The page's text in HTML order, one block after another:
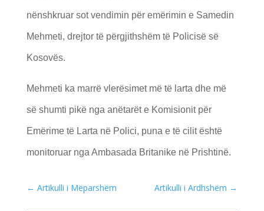
nënshkruar sot vendimin për emërimin e Samedin
Mehmeti, drejtor të përgjithshëm të Policisë së
Kosovës.
Mehmeti ka marrë vlerësimet më të larta dhe më
së shumti pikë nga anëtarët e Komisionit për
Emërime të Larta në Polici, puna e të cilit është
monitoruar nga Ambasada Britanike në Prishtinë.
← Artikulli i Mëparshëm Artikulli i Ardhshëm →